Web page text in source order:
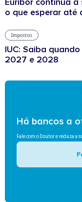
o que esperar até
Impostos
IUC: Saiba
2027 e 2028
Há bancos a
Fale com o Doutor e reduza a